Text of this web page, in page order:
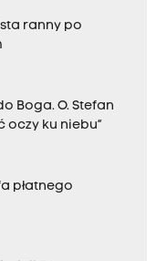
ranny po
Boga. O. Stefan
oczy ku niebu”
płatnego